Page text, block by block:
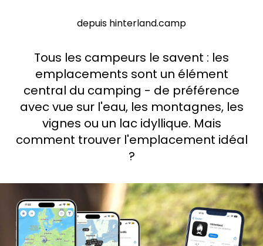
Demande à Howdy
Inspiration photo
Conseils et inspirations
Récits d'aventures
À propos de nous
Shop
depuis hinterland.camp
Tous les campeurs le savent : les
emplacements sont un élément
central du camping - de préférence
avec vue sur l'eau, les montagnes, les
vignes ou un lac idyllique. Mais
comment trouver l'emplacement idéal
?